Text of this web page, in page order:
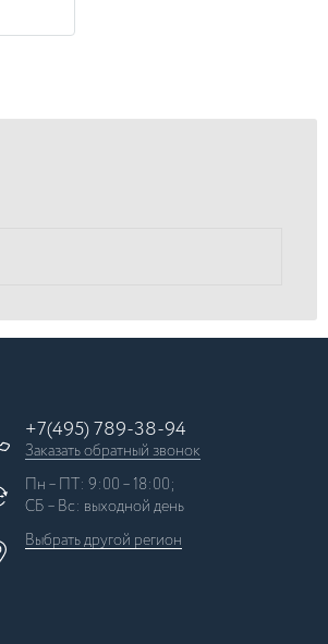
+7(495) 789-38-94
Заказать обратный звонок
Пн – ПТ: 9:00 – 18:00;
СБ – Вс: выходной день
Выбрать другой регион